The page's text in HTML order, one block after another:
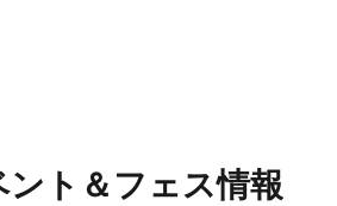
ト＆フェス情報